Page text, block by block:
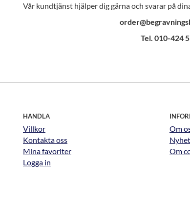
Vår kundtjänst hjälper dig gärna och svarar på
Tel. 010-424
HANDLA
Villkor
Kontakta oss
Mina favoriter
Logga in
Om
Om